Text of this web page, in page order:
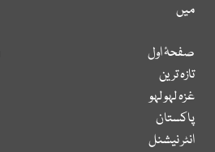
میں
صفحۂ اول
تازہ ترین
غزہ لہو لہو
پاکستان
انٹر نیشنل